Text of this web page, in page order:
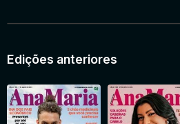
Edições anteriores